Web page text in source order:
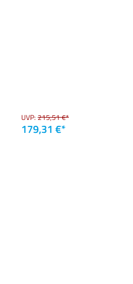
UVP: 215,51 €*
179,31 €*